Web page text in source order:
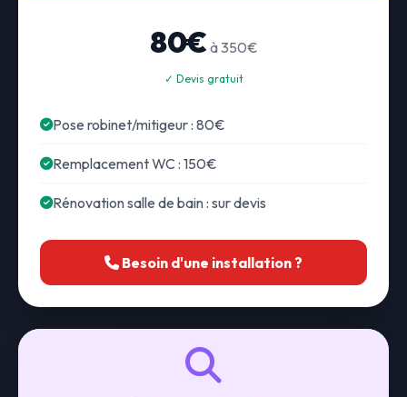
80€ à 350€
✓ Devis gratuit
Pose robinet/mitigeur : 80€
Remplacement WC : 150€
Rénovation salle de bain : sur devis
Besoin d'une installation ?